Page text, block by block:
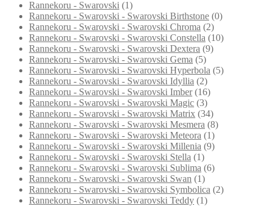
Rannekoru - Swarovski (1)
Rannekoru - Swarovski - Swarovski Birthstone (0)
Rannekoru - Swarovski - Swarovski Chroma (2)
Rannekoru - Swarovski - Swarovski Constella (10)
Rannekoru - Swarovski - Swarovski Dextera (9)
Rannekoru - Swarovski - Swarovski Gema (5)
Rannekoru - Swarovski - Swarovski Hyperbola (5)
Rannekoru - Swarovski - Swarovski Idyllia (2)
Rannekoru - Swarovski - Swarovski Imber (16)
Rannekoru - Swarovski - Swarovski Magic (3)
Rannekoru - Swarovski - Swarovski Matrix (34)
Rannekoru - Swarovski - Swarovski Mesmera (8)
Rannekoru - Swarovski - Swarovski Meteora (1)
Rannekoru - Swarovski - Swarovski Millenia (9)
Rannekoru - Swarovski - Swarovski Stella (1)
Rannekoru - Swarovski - Swarovski Sublima (6)
Rannekoru - Swarovski - Swarovski Swan (1)
Rannekoru - Swarovski - Swarovski Symbolica (2)
Rannekoru - Swarovski - Swarovski Teddy (1)